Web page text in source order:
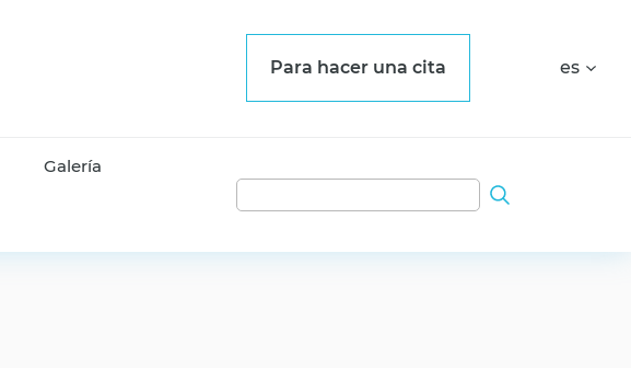
Para hacer una cita
es
Galería